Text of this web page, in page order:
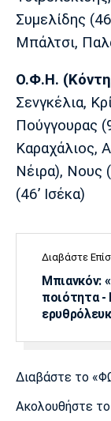
Συμελίδης
Μπάλτσι,
Ο.Φ.Η. (K
Σενγκέλια,
Πούγγουρας
Καραχάλιος,
Νέιρα), Νους
(46’ Ισέκα)
Διαβάστε
Μπιανκόν:
ποιότητα -
Διαβάστε το
Ακολουθήστε